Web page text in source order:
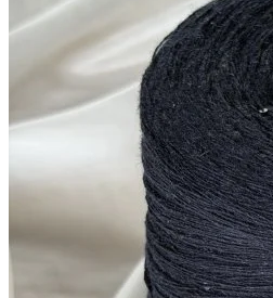
В наличии 11280
гр
кашемир
+ пайетки
380 м/100 г
черному
1 200₽
за 100 г
Купить
Показать еще
© 2026
Filato Italiano
Мы в соцсетях